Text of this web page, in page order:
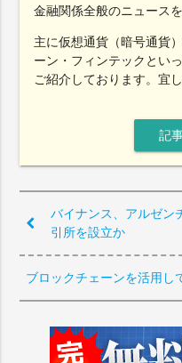
金融関係全般のニュース
主に仮想通貨（暗号通貨
ーン・フィンテックとい
ご紹介しております。宜
記
バイナンス、アルゼン
引所を設立か
ブロックチェーンを活用し